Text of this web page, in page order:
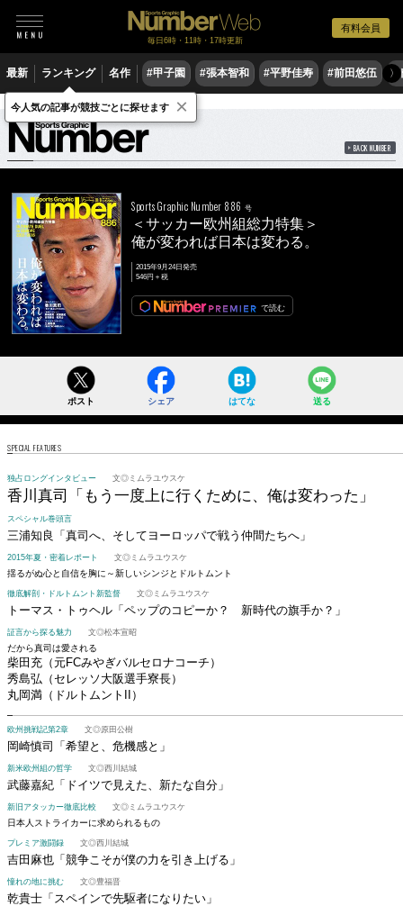
有料会員
毎日6時・11時・17時更新
最新 ランキング 名作 #甲子園 #張本智和 #平野佳寿 #前田悠伍 #
〉
雑誌 Number 886号
BACK NUMBER
Sports Graphic Number 886 号
＜サッカー欧州組総力特集＞
俺が変われば日本は変わる。
2015年9月24日発売
546円＋税
で読む
ポスト シェア はてな 送る
SPECIAL FEATURES
独占ロングインタビュー 文◎ミムラユウスケ
香川真司 「もう一度上に行くために、俺は変わった」
スペシャル巻頭言
三浦知良 「真司へ、そしてヨーロッパで戦う仲間たちへ」
2015年夏・密着レポート 文◎ミムラユウスケ
揺るがぬ心と自信を胸に～新しいシンジとドルトムント
徹底解剖・ドルトムント新監督 文◎ミムラユウスケ
トーマス・トゥヘル 「ペップのコピーか？ 新時代の旗手か？」
証言から探る魅力 文◎松本宣昭
だから真司は愛される
柴田充（元FCみやぎバルセロナコーチ）
秀島弘（セレッソ大阪選手寮長）
丸岡満（ドルトムントII）
欧州挑戦記第2章 文◎原田公樹
岡崎慎司 「希望と、危機感と」
新米欧州組の哲学 文◎西川結城
武藤嘉紀 「ドイツで見えた、新たな自分」
新旧アタッカー徹底比較 文◎ミムラユウスケ
日本人ストライカーに求められるもの
プレミア激闘録 文◎西川結城
吉田麻也 「競争こそが僕の力を引き上げる」
憧れの地に挑む 文◎豊福晋
乾貴士 「スペインで先駆者になりたい」
今人気の記事が競技ごとに探せます ×